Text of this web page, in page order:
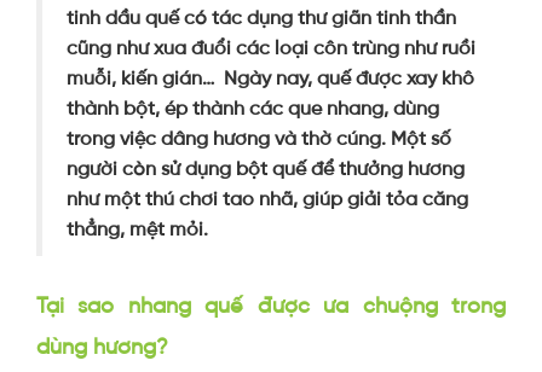
tinh dầu quế có tác dụng thư giãn tinh thần
cũng như xua đuổi các loại côn trùng như ruồi
muỗi, kiến gián… Ngày nay, quế được xay khô
thành bột, ép thành các que nhang, dùng
trong việc dâng hương và thờ cúng. Một số
người còn sử dụng bột quế để thưởng hương
như một thú chơi tao nhã, giúp giải tỏa căng
thẳng, mệt mỏi.
Tại sao nhang quế được ưa chuộng trong
dùng hương?